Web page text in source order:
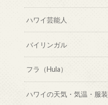
ハワイ芸能人
バイリンガル
フラ（Hula）
ハワイの天気・気温・服装